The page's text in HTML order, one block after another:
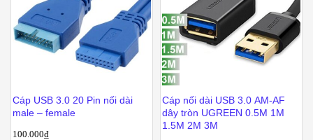
Cáp USB 3.0 20 Pin nối dài
male – female
100.000₫
Cáp nối dài USB 3.0 AM-AF
dây tròn UGREEN 0.5M 1M
1.5M 2M 3M